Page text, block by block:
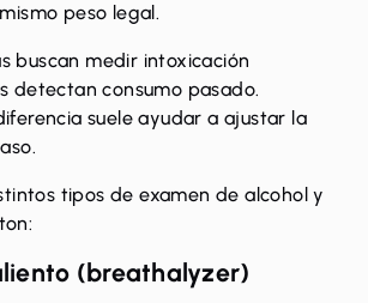
peso legal.
buscan medir intoxicación
detectan consumo pasado.
suele ayudar a ajustar la
tipos de examen de alcohol y
(breathalyzer)